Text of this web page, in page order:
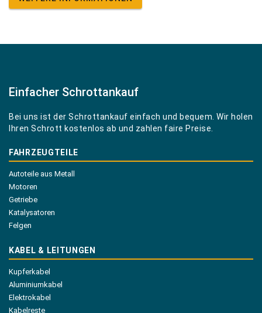
Einfacher Schrottankauf
Bei uns ist der Schrottankauf einfach und bequem. Wir holen
Ihren Schrott kostenlos ab und zahlen faire Preise.
FAHRZEUGTEILE
Autoteile aus Metall
Motoren
Getriebe
Katalysatoren
Felgen
KABEL & LEITUNGEN
Kupferkabel
Aluminiumkabel
Elektrokabel
Kabelreste